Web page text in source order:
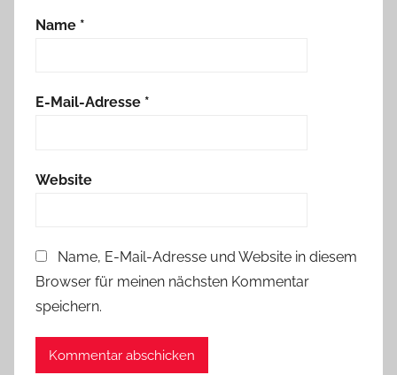
Name *
E-Mail-Adresse *
Website
Name, E-Mail-Adresse und Website in diesem
Browser für meinen nächsten Kommentar
speichern.